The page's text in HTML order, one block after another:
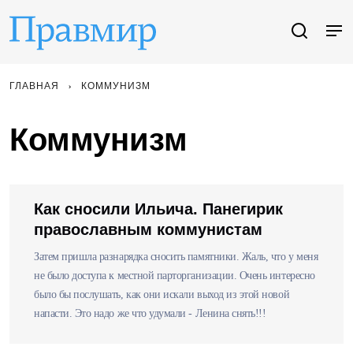
ГЛАВНАЯ КОММУНИЗМ
Коммунизм
Как сносили Ильича. Панегирик
православным коммунистам
Затем пришла разнарядка сносить памятники. Жаль, что у меня
не было доступа к местной парторганизации. Очень интересно
было бы послушать, как они искали выход из этой новой
напасти. Это надо же что удумали - Ленина снять!!!